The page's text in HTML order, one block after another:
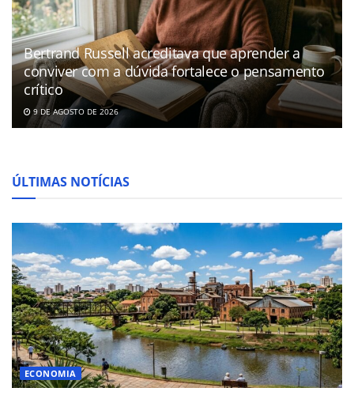
Bertrand Russell acreditava que aprender a
conviver com a dúvida fortalece o pensamento
crítico
9 DE AGOSTO DE 2026
ÚLTIMAS NOTÍCIAS
ECONOMIA